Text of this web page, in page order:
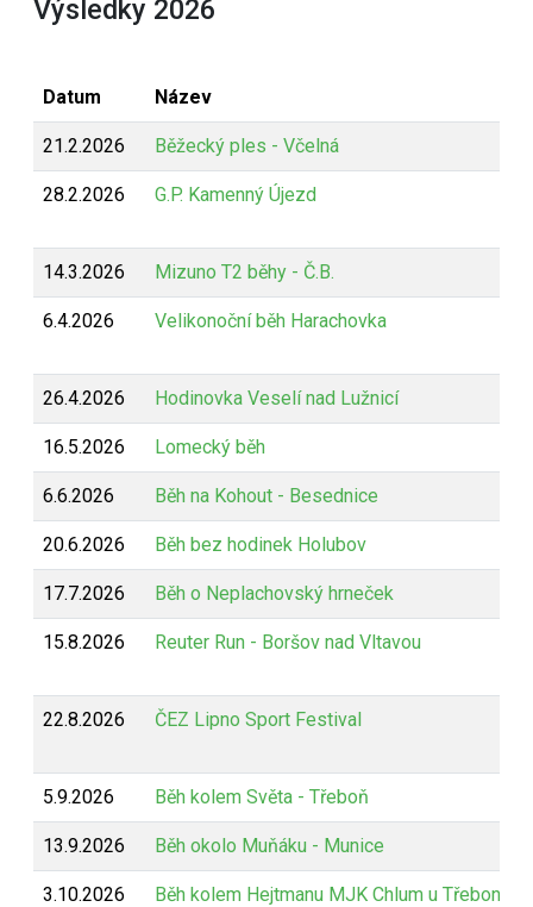
Výsledky 2026
Datum Název
21.2.2026 Běžecký ples - Včelná
28.2.2026 G.P. Kamenný Újezd
14.3.2026 Mizuno T2 běhy - Č.B.
6.4.2026 Velikonoční běh Harachovka
26.4.2026 Hodinovka Veselí nad Lužnicí
16.5.2026 Lomecký běh
6.6.2026 Běh na Kohout - Besednice
20.6.2026 Běh bez hodinek Holubov
17.7.2026 Běh o Neplachovský hrneček
15.8.2026 Reuter Run - Boršov nad Vltavou
22.8.2026 ČEZ Lipno Sport Festival
5.9.2026 Běh kolem Světa - Třeboň
13.9.2026 Běh okolo Muňáku - Munice
3.10.2026 Běh kolem Hejtmanu MJK Chlum u Třeboně